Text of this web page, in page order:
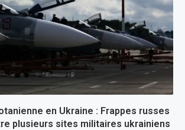
en Ukraine : Frappes russes
plusieurs sites militaires ukrainiens